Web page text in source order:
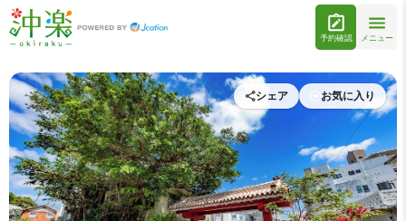
予約確認 メニュー
シェア お気に入り